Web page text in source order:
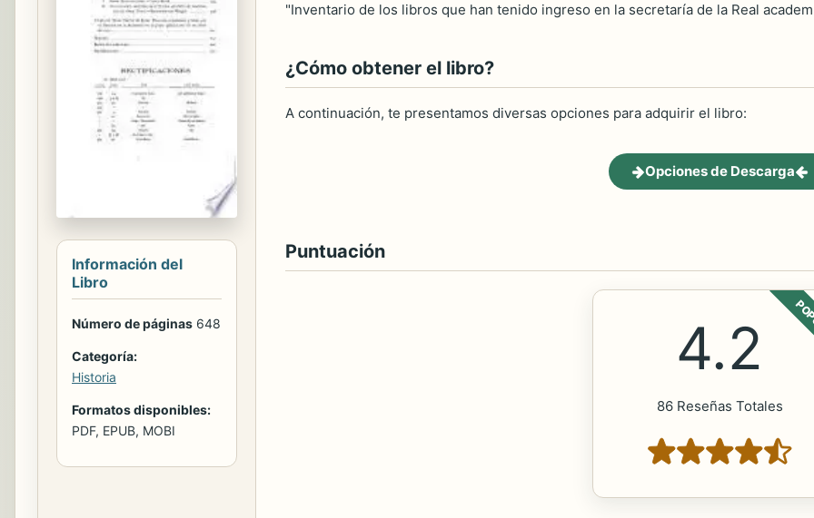
Información del
Libro
Número de páginas 648
Categoría:
Historia
Formatos disponibles:
PDF, EPUB, MOBI
"Inventario de los libros que han tenido ingreso en la secretaría de la Real
¿Cómo obtener el libro?
A continuación, te presentamos diversas opciones para adquirir el libro:
Opciones de Descarga
Puntuación
4.2
86 Reseñas Totales